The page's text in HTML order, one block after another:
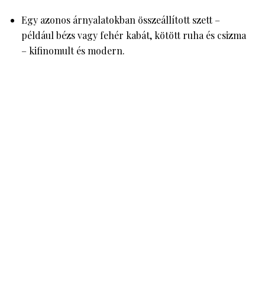
Egy azonos árnyalatokban összeállított szett –
például bézs vagy fehér kabát, kötött ruha és csizma
– kifinomult és modern.